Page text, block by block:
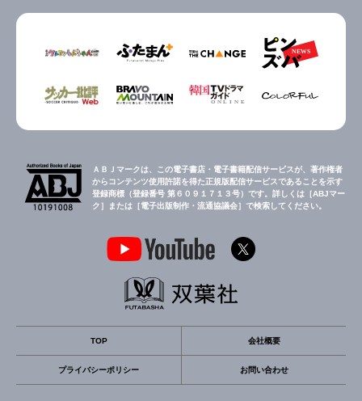
ＡＢＪマークは、この電子書店・電子書籍配信サービスが、著作権者
からコンテンツ使用許諾を得た正規版配信サービスであることを示す
登録商標（登録番号 第６０９１７１３号）です。詳しくは［ABJマー
ク］または［電子出版制作・流通協議会］で検索してください。
TOP 会社概要
プライバシーポリシー お問い合わせ